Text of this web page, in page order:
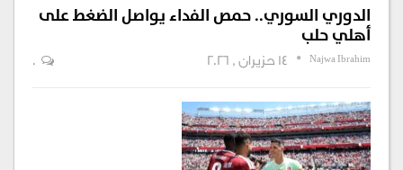
الدوري السوري.. حمص الفداء يواصل الضغط على
أهلي حلب
Najwa Ibrahim 14 حزيران , 2026 0